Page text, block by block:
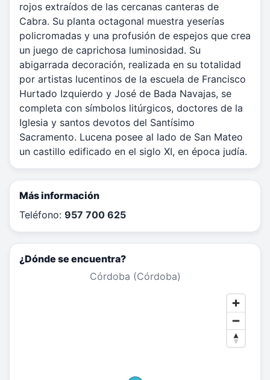
rojos extraídos de las cercanas canteras de
Cabra. Su planta octagonal muestra yeserías
policromadas y una profusión de espejos que crea
un juego de caprichosa luminosidad. Su
abigarrada decoración, realizada en su totalidad
por artistas lucentinos de la escuela de Francisco
Hurtado Izquierdo y José de Bada Navajas, se
completa con símbolos litúrgicos, doctores de la
Iglesia y santos devotos del Santísimo
Sacramento. Lucena posee al lado de San Mateo
un castillo edificado en el siglo XI, en época judía.
Más información
Teléfono: 957 700 625
¿Dónde se encuentra?
Córdoba (Córdoba)